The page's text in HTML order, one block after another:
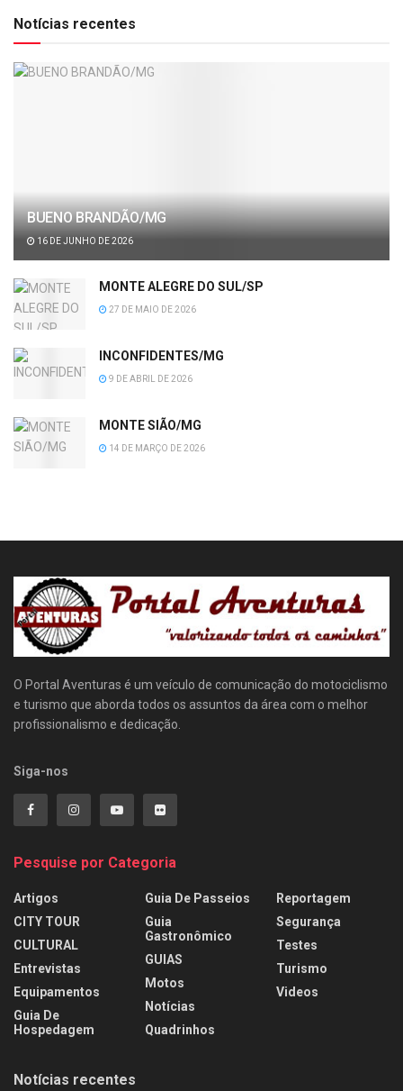
Notícias recentes
BUENO BRANDÃO/MG
16 DE JUNHO DE 2026
MONTE ALEGRE DO SUL/SP
27 DE MAIO DE 2026
INCONFIDENTES/MG
9 DE ABRIL DE 2026
MONTE SIÃO/MG
14 DE MARÇO DE 2026
O Portal Aventuras é um veículo de comunicação do motociclismo
e turismo que aborda todos os assuntos da área com o melhor
profissionalismo e dedicação.
Siga-nos
Pesquise por Categoria
Artigos
CITY TOUR
CULTURAL
Entrevistas
Equipamentos
Guia De
Hospedagem
Guia De Passeios
Guia
Gastronômico
GUIAS
Motos
Notícias
Quadrinhos
Reportagem
Segurança
Testes
Turismo
Videos
Notícias recentes